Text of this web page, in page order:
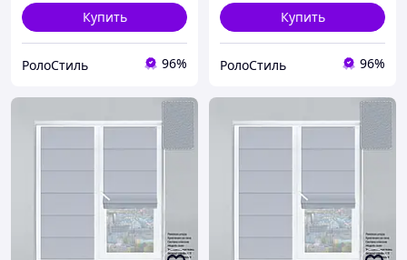
Купить
РолоСтиль 96%
Купить
РолоСтиль 96%